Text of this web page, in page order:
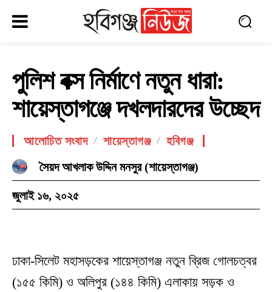
পুলিশ বক্স নির্মাণে নতুন ধারা:
শায়েস্তাগঞ্জে দখলদারদের উচ্ছেদ
আলোচিত সংবাদ শায়েস্তাগঞ্জ
হবিগঞ্জ
সৈয়দ আখলাক উদ্দিন মনসুর (শায়েস্তাগঞ্জ)
জুলাই ১৬, ২০২৫
ঢাকা-সিলেট মহাসড়কের শায়েস্তাগঞ্জ নতুন ব্রিজ গোলচত্বর
(১৫৫ কিমি) ও অলিপুর (১৪৪ কিমি) এলাকায় সড়ক ও